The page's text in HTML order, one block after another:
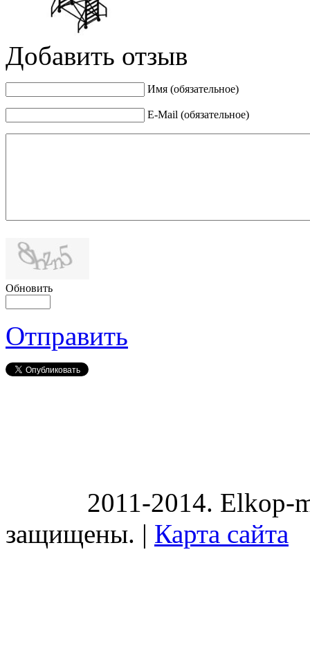
Добавить отзыв
Имя (обязательное)
E-Mail (обязательное)
Обновить
Отправить
2011-2014. Elkop-
защищены. | Карта сайта